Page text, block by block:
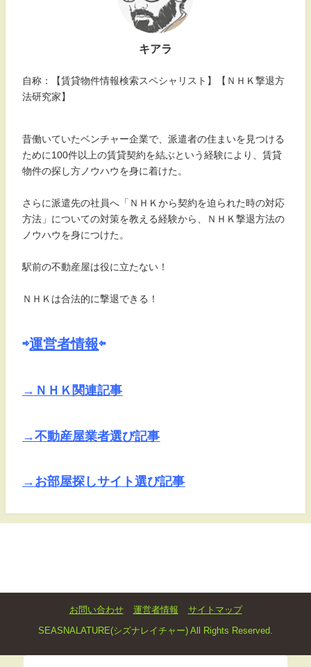
キアラ
自称：【賃貸物件情報検索スペシャリスト】【ＮＨＫ撃退方
法研究家】
昔働いていたベンチャー企業で、派遣者の住まいを見つける
ために100件以上の賃貸契約を結ぶという経験により、賃貸
物件の探し方ノウハウを身に着けた。
さらに派遣先の社員へ「ＮＨＫから契約を迫られた時の対応
方法」についての対策を教える経験から、ＮＨＫ撃退方法の
ノウハウを身につけた。
駅前の不動産屋は役に立たない！
ＮＨＫは合法的に撃退できる！
⇨運営者情報⇦
→ＮＨＫ関連記事
→不動産屋業者選び記事
→お部屋探しサイト選び記事
お問い合わせ 運営者情報
サイトマップ
SEASNALATURE(シズナレイチャー) All Rights Reserved.